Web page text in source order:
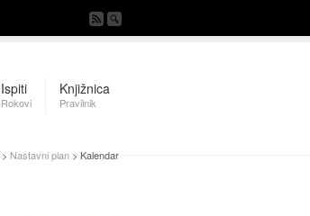
Ispiti
Rokovi
Knjižnica
Pravilnik
> Nastavni plan > Kalendar